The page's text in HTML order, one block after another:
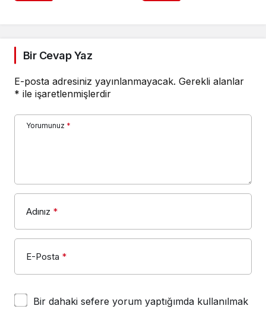
Bir Cevap Yaz
E-posta adresiniz yayınlanmayacak. Gerekli alanlar
* ile işaretlenmişlerdir
Yorumunuz *
Adınız *
E-Posta *
Bir dahaki sefere yorum yaptığımda kullanılmak